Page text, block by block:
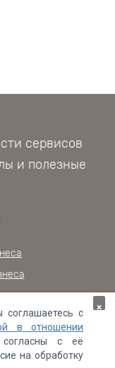
сервисов
и полезные
соглашаетесь с
в отношении
с её
на обработку
×